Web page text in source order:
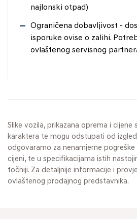
najlonski otpad)
Ograničena dobavljivost -
isporuke ovise o zalihi.
ovlaštenog servisnog
Slike vozila, prikazana oprema i cijene
karaktera te mogu odstupati od
odgovaramo za nenamjerne
cijeni, te u specifikacijama istih
točniji. Za detaljnije informacije i
ovlaštenog prodajnog predstavnika.